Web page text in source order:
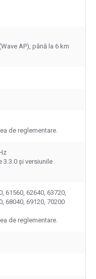
AP), până la 6 km
de reglementare.
3.3.0 și versiunile
61560, 62640, 63720,
68040, 69120, 70200
de reglementare.